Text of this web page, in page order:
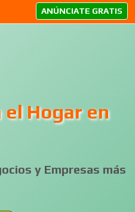
ANÚNCIATE GRATIS
Hogar en
y Empresas más